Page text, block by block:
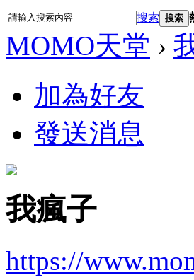
搜索 搜索
MOMO天堂 ›
加為好友
發送消息
我瘋子
https://